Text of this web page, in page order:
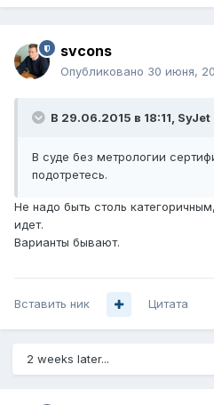
svcons
Опубликовано 30 июня,
В 29.06.2015 в 18:11, SyJet
В суде без метрологии
подотретесь.
Не надо быть столь
идет.
Варианты бывают.
Вставить ник Цитата
2 weeks later...